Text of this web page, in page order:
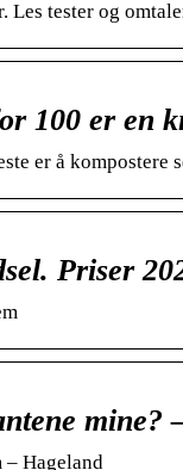
Les tester og
100 er en
er å kompostere
Priser
mine?
Hageland